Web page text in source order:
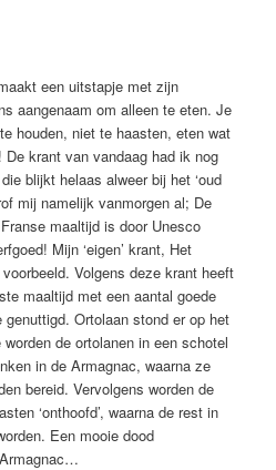
een uitstapje met zijn
aangenaam om alleen te eten. Je
houden, niet te haasten, eten wat
krant van vandaag had ik nog
blijkt helaas alweer bij het ‘oud
mij namelijk vanmorgen al; De
maaltijd is door Unesco
Mijn ‘eigen’ krant, Het
Volgens deze krant heeft
maaltijd met een aantal goede
Ortolaan stond er op het
de ortolanen in een schotel
in de Armagnac, waarna ze
bereid. Vervolgens worden de
‘onthoofd’, waarna de rest in
Een mooie dood